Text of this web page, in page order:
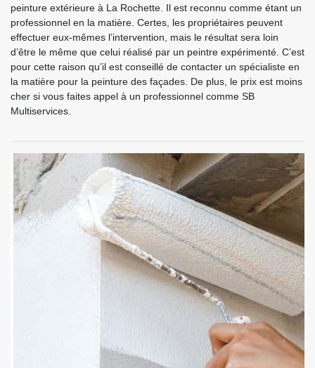
peinture extérieure à La Rochette. Il est reconnu comme étant un
professionnel en la matière. Certes, les propriétaires peuvent
effectuer eux-mêmes l’intervention, mais le résultat sera loin
d’être le même que celui réalisé par un peintre expérimenté. C’est
pour cette raison qu’il est conseillé de contacter un spécialiste en
la matière pour la peinture des façades. De plus, le prix est moins
cher si vous faites appel à un professionnel comme SB
Multiservices.